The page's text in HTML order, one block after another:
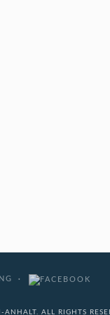
ALL RIGHTS